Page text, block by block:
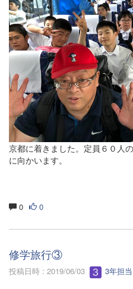
京都に着きました。定員６０人
に向かいます。
0 0
修学旅行③
投稿日時 : 2019/06/03 3年担当